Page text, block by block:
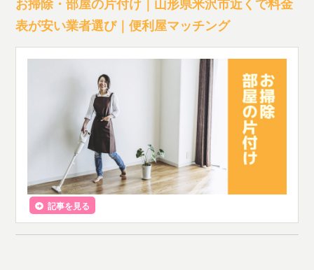
表が安い業者選び｜便利屋マッチング
記事を見る